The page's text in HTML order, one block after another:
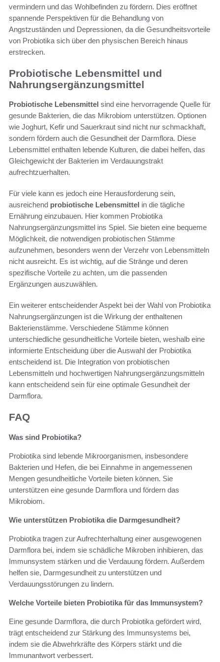
vermindern und das Wohlbefinden zu fördern. Dies eröffnet
spannende Perspektiven für die Behandlung von
Angstzuständen und Depressionen, da die Gesundheitsvorteile
von Probiotika sich über den physischen Bereich hinaus
erstrecken.
Probiotische Lebensmittel und
Nahrungsergänzungsmittel
Probiotische Lebensmittel sind eine hervorragende Quelle für
gesunde Bakterien, die das Mikrobiom unterstützen. Optionen
wie Joghurt, Kefir und Sauerkraut sind nicht nur schmackhaft,
sondern fördern auch die Gesundheit der Darmflora. Diese
Lebensmittel enthalten lebende Kulturen, die dabei helfen, das
Gleichgewicht der Bakterien im Verdauungstrakt
aufrechtzuerhalten.
Für viele kann es jedoch eine Herausforderung sein,
ausreichend probiotische Lebensmittel in die tägliche
Ernährung einzubauen. Hier kommen Probiotika
Nahrungsergänzungsmittel ins Spiel. Sie bieten eine bequeme
Möglichkeit, die notwendigen probiotischen Stämme
aufzunehmen, besonders wenn der Verzehr von Lebensmitteln
nicht ausreicht. Es ist wichtig, auf die Stränge und deren
spezifische Vorteile zu achten, um die passenden
Ergänzungen auszuwählen.
Ein weiterer entscheidender Aspekt bei der Wahl von Probiotika
Nahrungsergänzungen ist die Wirkung der enthaltenen
Bakterienstämme. Verschiedene Stämme können
unterschiedliche gesundheitliche Vorteile bieten, weshalb eine
informierte Entscheidung über die Auswahl der Probiotika
entscheidend ist. Die Integration von probiotischen
Lebensmitteln und hochwertigen Nahrungsergänzungsmitteln
kann entscheidend sein für eine optimale Gesundheit der
Darmflora.
FAQ
Was sind Probiotika?
Probiotika sind lebende Mikroorganismen, insbesondere
Bakterien und Hefen, die bei Einnahme in angemessenen
Mengen gesundheitliche Vorteile bieten können. Sie
unterstützen eine gesunde Darmflora und fördern das
Mikrobiom.
Wie unterstützen Probiotika die Darmgesundheit?
Probiotika tragen zur Aufrechterhaltung einer ausgewogenen
Darmflora bei, indem sie schädliche Mikroben inhibieren, das
Immunsystem stärken und die Verdauung fördern. Außerdem
helfen sie, Darmgesundheit zu unterstützen und
Verdauungsstörungen zu lindern.
Welche Vorteile bieten Probiotika für das Immunsystem?
Eine gesunde Darmflora, die durch Probiotika gefördert wird,
trägt entscheidend zur Stärkung des Immunsystems bei,
indem sie die Abwehrkräfte des Körpers stärkt und die
Immunantwort verbessert.